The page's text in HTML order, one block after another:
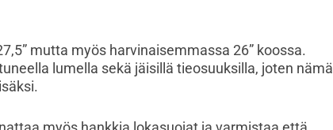
mutta myös harvinaisemmassa 26” koossa.
lumella sekä jäisillä tieosuuksilla, joten nämä